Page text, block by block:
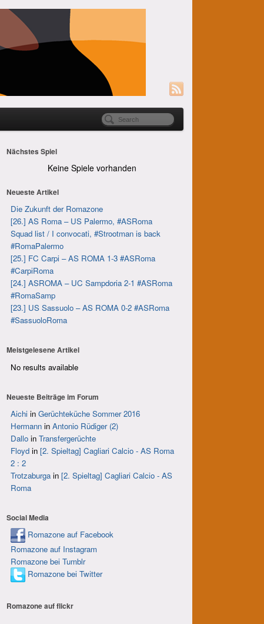
Nächstes Spiel
Keine Spiele vorhanden
Neueste Artikel
Die Zukunft der Romazone
[26.] AS Roma – US Palermo, #ASRoma
Squad list / I convocati, #Strootman is back
#RomaPalermo
[25.] FC Carpi – AS ROMA 1-3 #ASRoma
#CarpiRoma
[24.] ASROMA – UC Sampdoria 2-1 #ASRoma
#RomaSamp
[23.] US Sassuolo – AS ROMA 0-2 #ASRoma
#SassuoloRoma
Meistgelesene Artikel
No results available
Neueste Beiträge im Forum
Aichi inGerüchteküche Sommer 2016
Hermann inAntonio Rüdiger (2)
Dallo inTransfergerüchte
Floyd in[2. Spieltag] Cagliari Calcio - AS Roma
2 : 2
Trotzaburga in[2. Spieltag] Cagliari Calcio - AS
Roma
Social Media
Romazone auf Facebook
Romazone auf Instagram
Romazone bei Tumblr
Romazone bei Twitter
Romazone aufflickr